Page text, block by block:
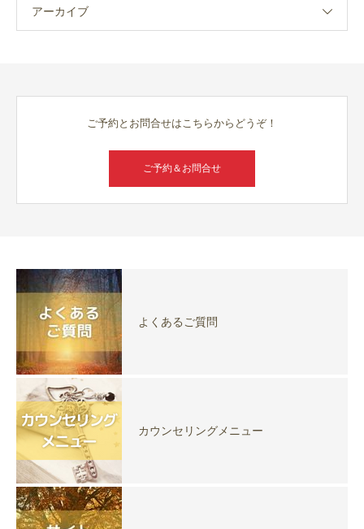
アーカイブ
ご予約とお問合せはこちらからどうぞ！
ご予約＆お問合せ
よくあるご質問
カウンセリングメニュー